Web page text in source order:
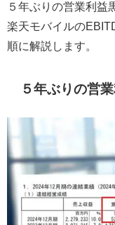
５年ぶりの営業利益
楽天モバイルの
順に解説します。
５年ぶりの営